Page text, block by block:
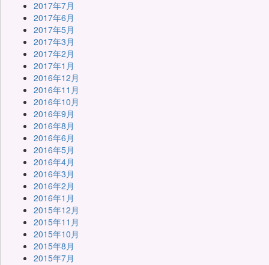
2017年7月
2017年6月
2017年5月
2017年3月
2017年2月
2017年1月
2016年12月
2016年11月
2016年10月
2016年9月
2016年8月
2016年6月
2016年5月
2016年4月
2016年3月
2016年2月
2016年1月
2015年12月
2015年11月
2015年10月
2015年8月
2015年7月